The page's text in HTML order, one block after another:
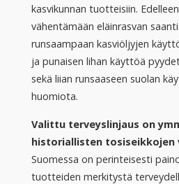
kasvikunnan tuotteisiin.
vähentämään eläinrasvan
runsaampaan kasviöljyjen
ja punaisen lihan käyttöä
sekä liian runsaaseen suolan
huomiota.
Valittu terveyslinjaus on
historiallisten tosiseikkojen
Suomessa on perinteisesti
tuotteiden merkitystä